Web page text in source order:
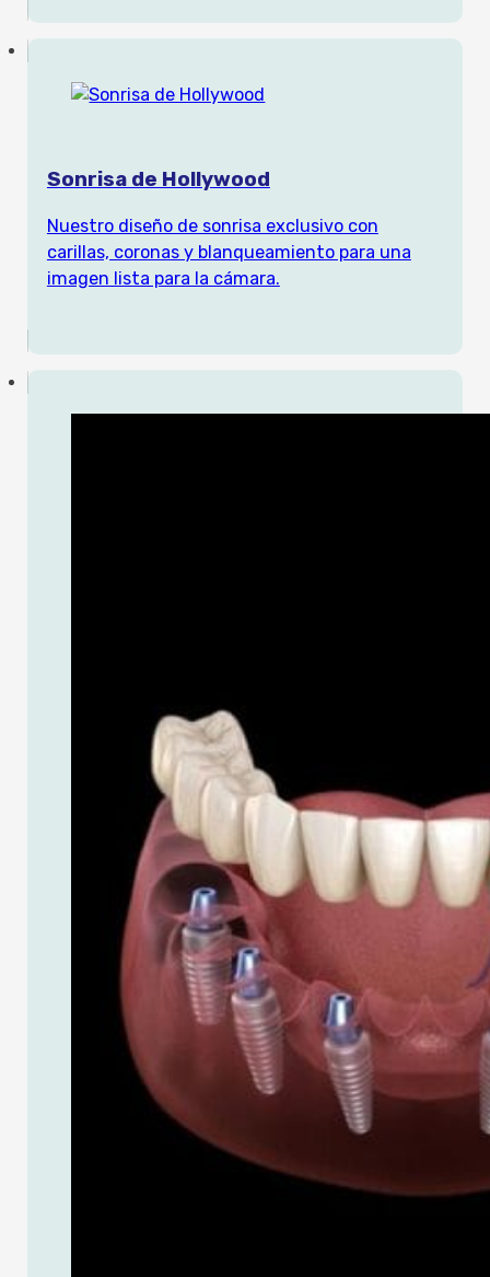
Sonrisa de Hollywood
Nuestro diseño de sonrisa exclusivo con
carillas, coronas y blanqueamiento para una
imagen lista para la cámara.